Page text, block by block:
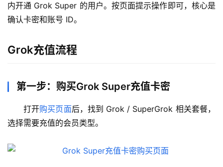
内开通 Grok Super 的用户。按页面提示操作即可，核心是
确认卡密和账号 ID。
Grok充值流程
第一步：购买Grok Super充值卡密
打开购买页面后，找到 Grok / SuperGrok 相关套餐，
选择需要充值的会员类型。